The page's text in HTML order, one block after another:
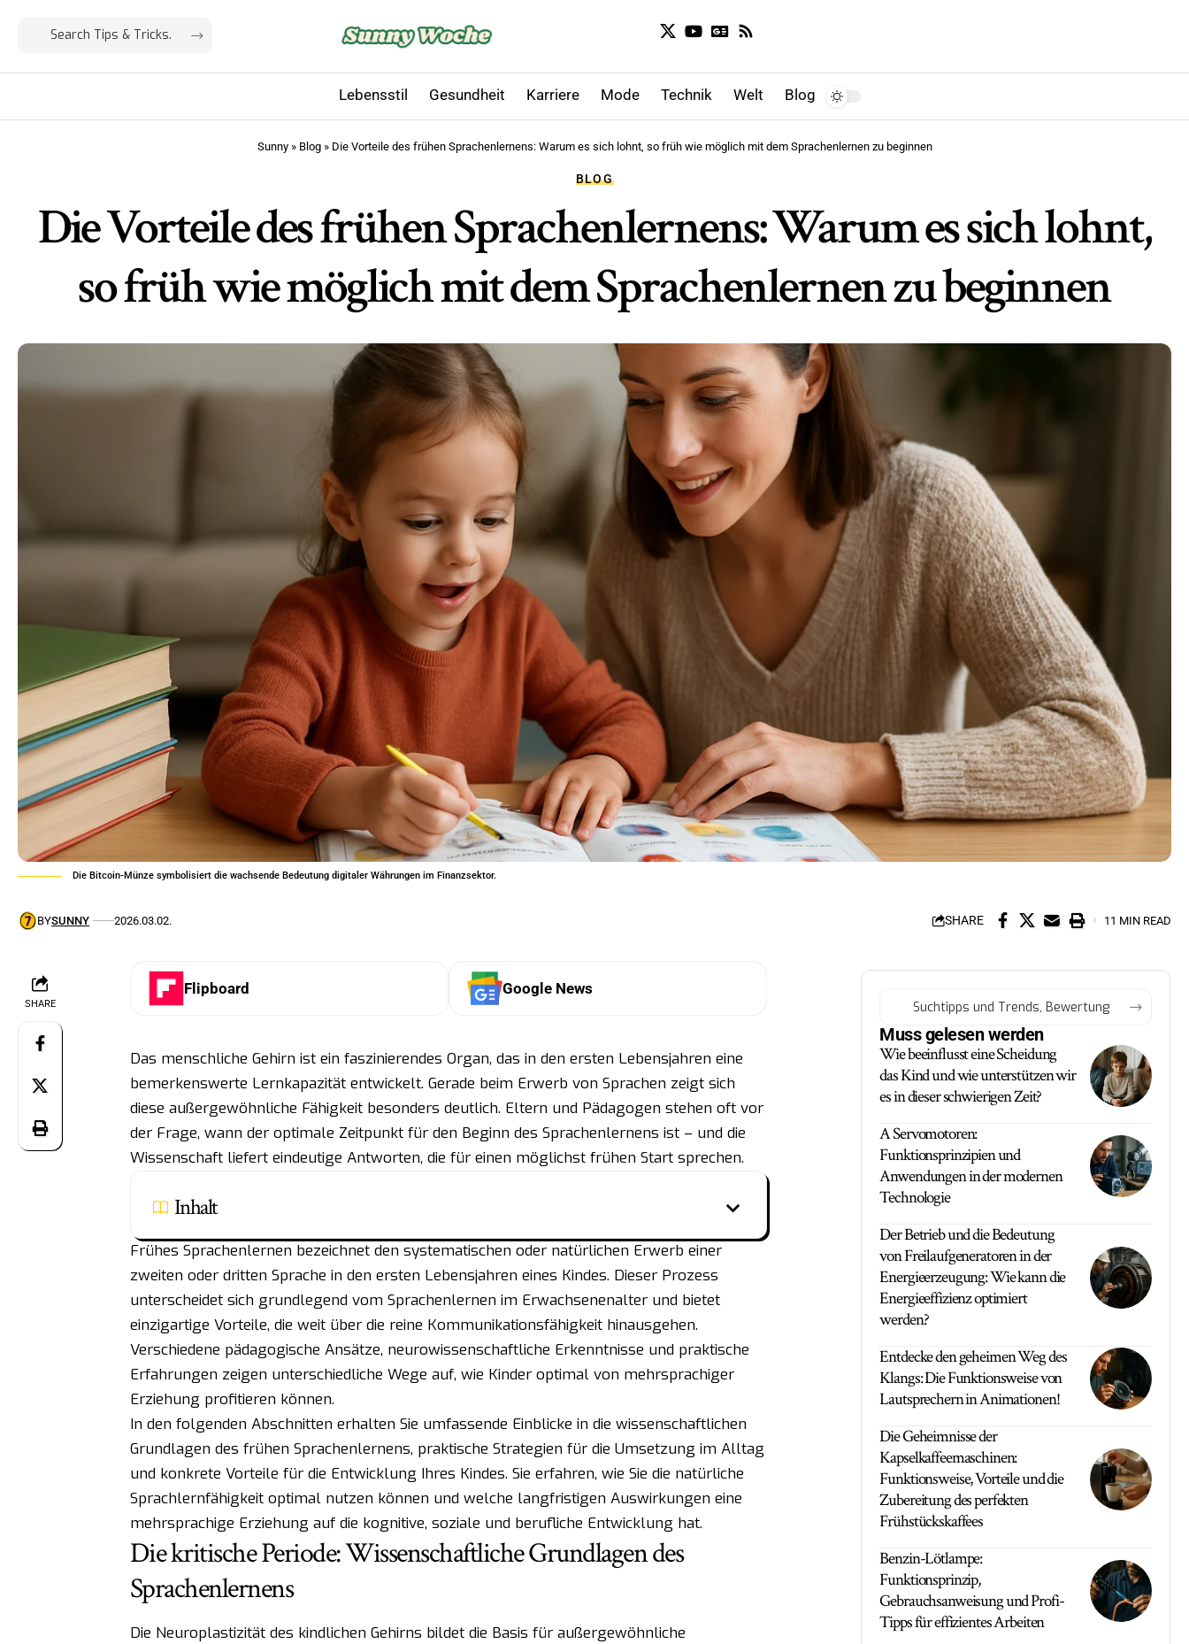
Lebensstil Gesundheit Karriere Mode Technik Welt Blog
Sunny» Blog» Die Vorteile des frühen Sprachenlernens: Warum es sich lohnt, so früh wie möglich mit dem Sprachenlernen zu beginnen
BLOG
Die Vorteile des frühen Sprachenlernens: Warum es sich lohnt,
so früh wie möglich mit dem Sprachenlernen zu beginnen
Die Bitcoin-Münze symbolisiert die wachsende Bedeutung digitaler Währungen im Finanzsektor.
BYSUNNY 2026.03.02. SHARE 11 MIN READ
SHARE
Flipboard Google News
Das menschliche Gehirn ist ein faszinierendes Organ, das in den ersten Lebensjahren eine
bemerkenswerte Lernkapazität entwickelt. Gerade beim Erwerb von Sprachen zeigt sich
diese außergewöhnliche Fähigkeit besonders deutlich. Eltern und Pädagogen stehen oft vor
der Frage, wann der optimale Zeitpunkt für den Beginn des Sprachenlernens ist – und die
Wissenschaft liefert eindeutige Antworten, die für einen möglichst frühen Start sprechen.
Inhalt
Frühes Sprachenlernen bezeichnet den systematischen oder natürlichen Erwerb einer
zweiten oder dritten Sprache in den ersten Lebensjahren eines Kindes. Dieser Prozess
unterscheidet sich grundlegend vom Sprachenlernen im Erwachsenenalter und bietet
einzigartige Vorteile, die weit über die reine Kommunikationsfähigkeit hinausgehen.
Verschiedene pädagogische Ansätze, neurowissenschaftliche Erkenntnisse und praktische
Erfahrungen zeigen unterschiedliche Wege auf, wie Kinder optimal von mehrsprachiger
Erziehung profitieren können.
In den folgenden Abschnitten erhalten Sie umfassende Einblicke in die wissenschaftlichen
Grundlagen des frühen Sprachenlernens, praktische Strategien für die Umsetzung im Alltag
und konkrete Vorteile für die Entwicklung Ihres Kindes. Sie erfahren, wie Sie die natürliche
Sprachlernfähigkeit optimal nutzen können und welche langfristigen Auswirkungen eine
mehrsprachige Erziehung auf die kognitive, soziale und berufliche Entwicklung hat.
Die kritische Periode: Wissenschaftliche Grundlagen des
Sprachenlernens
Die Neuroplastizität des kindlichen Gehirns bildet die Basis für außergewöhnliche
Muss gelesen werden
Wie beeinflusst eine Scheidung
das Kind und wie unterstützen wir
es in dieser schwierigen Zeit?
A Servomotoren:
Funktionsprinzipien und
Anwendungen in der modernen
Technologie
Der Betrieb und die Bedeutung
von Freilaufgeneratoren in der
Energieerzeugung: Wie kann die
Energieeffizienz optimiert
werden?
Entdecke den geheimen Weg des
Klangs: Die Funktionsweise von
Lautsprechern in Animationen!
Die Geheimnisse der
Kapselkaffeemaschinen:
Funktionsweise, Vorteile und die
Zubereitung des perfekten
Frühstückskaffees
Benzin-Lötlampe:
Funktionsprinzip,
Gebrauchsanweisung und Profi-
Tipps für effizientes Arbeiten